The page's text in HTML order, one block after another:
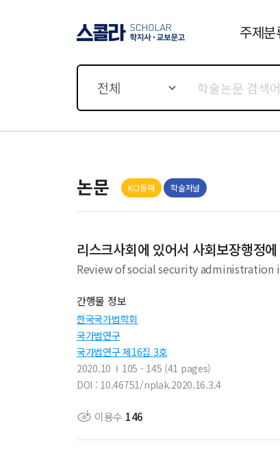
주제분
전체
논문 KCI등재 학술저널
리스크사회에 있어서 사회보장행정
Review of social security administration
간행물 정보
한국국가법학회
국가법연구
국가법연구 제16집 3호
2020.10
105 - 145 (41 pages)
DOI : 10.46751/nplak.2020.16.3.4
이용수 146